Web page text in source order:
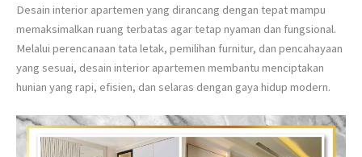
Desain interior apartemen yang dirancang dengan tepat mampu
memaksimalkan ruang terbatas agar tetap nyaman dan fungsional.
Melalui perencanaan tata letak, pemilihan furnitur, dan pencahayaan
yang sesuai, desain interior apartemen membantu menciptakan
hunian yang rapi, efisien, dan selaras dengan gaya hidup modern.